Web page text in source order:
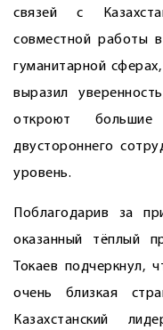
связей с
совместной работы
гуманитарной
выразил
откроют
двустороннего
уровень.
Поблагодарив за
оказанный тёплый
Токаев подчеркнул,
очень близкая
Казахстанский